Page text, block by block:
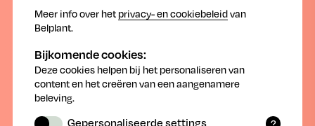
Huis en tuin
Zoek je producten om je gazon in topconditie te brengen en te
houden? Wil je een handige, milieuvriendelijke val voor een
eenvoudige controle van de buxusmot op je buxusplanten?
Probeer je na het schoffelen en aanbrengen van een laag schors,
Meer info over het privacy- en cookiebeleidvan
Belplant.
Bijkomende cookies:
Deze cookies helpen bij het personaliseren van
content en het creëren van een aangenamere
beleving.
?
Gepersonaliseerde settings